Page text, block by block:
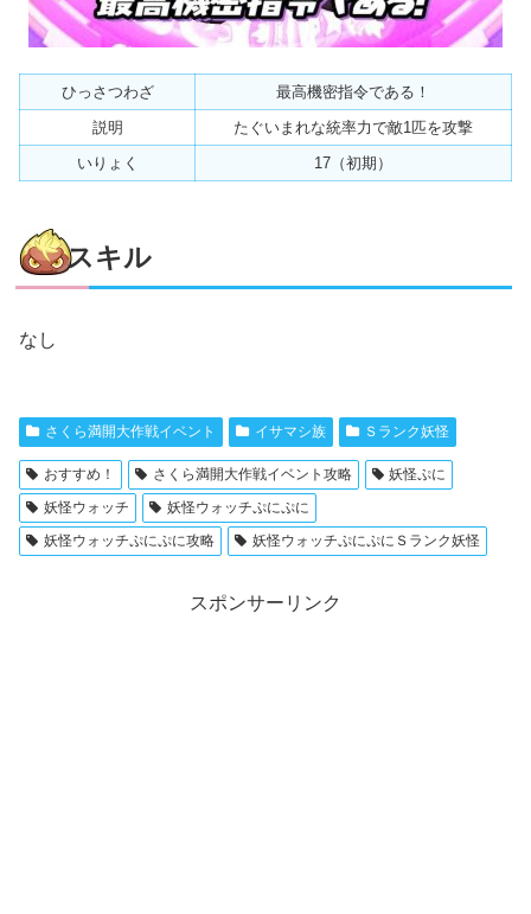
ひっさつわざ
最高機密指令である！
説明
たぐいまれな統率力で敵1匹を攻撃
いりょく
17（初期）
スキル
なし
さくら満開大作戦イベント イサマシ族 Ｓランク妖怪
おすすめ！ さくら満開大作戦イベント攻略
妖怪ぷに
妖怪ウォッチ
妖怪ウォッチぷにぷに
妖怪ウォッチぷにぷに攻略
妖怪ウォッチぷにぷにＳランク妖怪
スポンサーリンク